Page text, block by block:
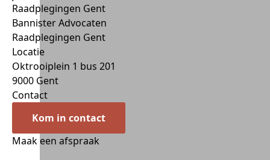
Raadplegingen Gent
Bannister Advocaten
Raadplegingen Gent
Locatie
Oktrooiplein 1 bus 201
9000 Gent
Contact
Kom in contact
Maak een afspraak